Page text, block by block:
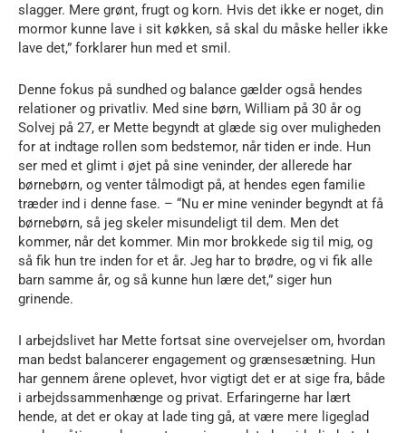
slagger. Mere grønt, frugt og korn. Hvis det ikke er noget, din
mormor kunne lave i sit køkken, så skal du måske heller ikke
lave det,” forklarer hun med et smil.
Denne fokus på sundhed og balance gælder også hendes
relationer og privatliv. Med sine børn, William på 30 år og
Solvej på 27, er Mette begyndt at glæde sig over muligheden
for at indtage rollen som bedstemor, når tiden er inde. Hun
ser med et glimt i øjet på sine veninder, der allerede har
børnebørn, og venter tålmodigt på, at hendes egen familie
træder ind i denne fase. – “Nu er mine veninder begyndt at få
børnebørn, så jeg skeler misundeligt til dem. Men det
kommer, når det kommer. Min mor brokkede sig til mig, og
så fik hun tre inden for et år. Jeg har to brødre, og vi fik alle
barn samme år, og så kunne hun lære det,” siger hun
grinende.
I arbejdslivet har Mette fortsat sine overvejelser om, hvordan
man bedst balancerer engagement og grænsesætning. Hun
har gennem årene oplevet, hvor vigtigt det er at sige fra, både
i arbejdssammenhænge og privat. Erfaringerne har lært
hende, at det er okay at lade ting gå, at være mere ligeglad